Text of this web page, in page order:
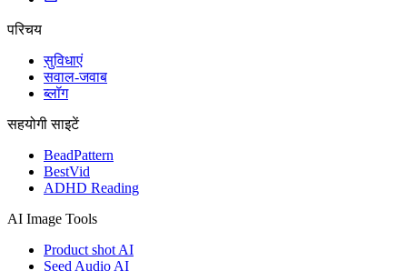
परिचय
सुविधाएं
सवाल-जवाब
ब्लॉग
सहयोगी साइटें
BeadPattern
BestVid
ADHD Reading
AI Image Tools
Product shot AI
Seed Audio AI